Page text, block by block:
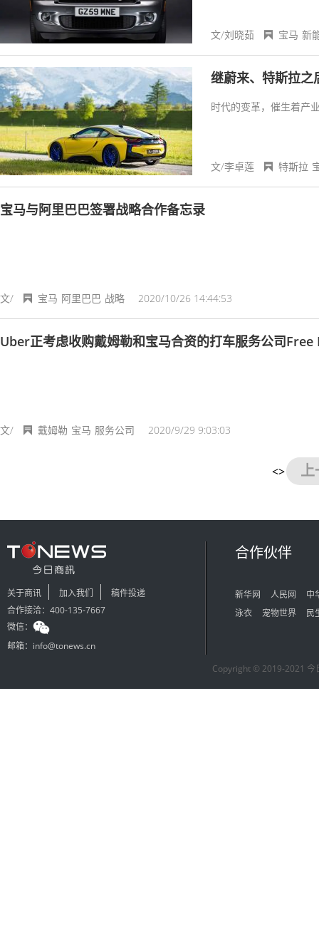
文/刘晓茹 宝马 新
继蔚来、特斯拉之
时代的变革，催生着产
文/李卓莲 特斯拉
宝马与阿里巴巴签署战略合作备忘录
文/ 2020/10/26 14:44:53
宝马 阿里巴巴 战略
Uber正考虑收购戴姆勒和宝马合资的打车服务公司
文/ 2020/9/29 9:03:03
戴姆勒 宝马 服务公司
<> 上
关于商讯 加入我们
稿件投递
合作接洽：400-135-7667
微信：
邮箱：info@tonews.cn
合作伙伴
新华网 人民网
中
泳衣
宠物世界 民
Copyright © 2019-2021 今